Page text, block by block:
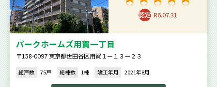
R6.07.31
パークホームズ用賀一丁目
〒158-0097 東京都世田谷区用賀１ー１３ー２３
総戸数 75戸 総棟数 1棟 竣工年月 2021年8月